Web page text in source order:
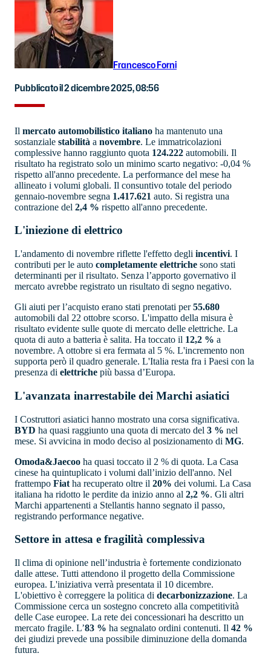
Francesco Forni
Pubblicato il 2 dicembre 2025, 08:56
Il mercato automobilistico italiano ha mantenuto una
sostanziale stabilità a novembre. Le immatricolazioni
complessive hanno raggiunto quota 124.222 automobili. Il
risultato ha registrato solo un minimo scarto negativo: -0,04 %
rispetto all'anno precedente. La performance del mese ha
allineato i volumi globali. Il consuntivo totale del periodo
gennaio-novembre segna 1.417.621 auto. Si registra una
contrazione del 2,4 % rispetto all'anno precedente.
L'iniezione di elettrico
L'andamento di novembre riflette l'effetto degli incentivi. I
contributi per le auto completamente elettriche sono stati
determinanti per il risultato. Senza l’apporto governativo il
mercato avrebbe registrato un risultato di segno negativo.
Gli aiuti per l’acquisto erano stati prenotati per55.680
automobili dal 22 ottobre scorso. L'impatto della misura è
risultato evidente sulle quote di mercato delle elettriche. La
quota di auto a batteria è salita. Ha toccato il 12,2 % a
novembre. A ottobre si era fermata al 5 %. L'incremento non
supporta però il quadro generale. L'Italia resta fra i Paesi con la
presenza di elettriche più bassa d’Europa.
L'avanzata inarrestabile dei Marchi asiatici
I Costruttori asiatici hanno mostrato una corsa significativa.
BYD ha quasi raggiunto una quota di mercato del 3 % nel
mese. Si avvicina in modo deciso al posizionamento di MG.
Omoda&Jaecoo ha quasi toccato il 2 % di quota. La Casa
cinese ha quintuplicato i volumi dall’inizio dell'anno. Nel
frattempo Fiat ha recuperato oltre il 20% dei volumi. La Casa
italiana ha ridotto le perdite da inizio anno al 2,2 %. Gli altri
Marchi appartenenti a Stellantis hanno segnato il passo,
registrando performance negative.
Settore in attesa e fragilità complessiva
Il clima di opinione nell’industria è fortemente condizionato
dalle attese. Tutti attendono il progetto della Commissione
europea. L'iniziativa verrà presentata il 10 dicembre.
L'obiettivo è correggere la politica di decarbonizzazione. La
Commissione cerca un sostegno concreto alla competitività
delle Case europee. La rete dei concessionari ha descritto un
mercato fragile. L’83 % ha segnalato ordini contenuti. Il 42 %
dei giudizi prevede una possibile diminuzione della domanda
futura.